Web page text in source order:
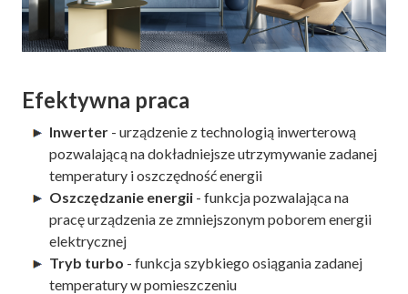
Efektywna praca
Inwerter - urządzenie z technologią inwerterową
pozwalającą na dokładniejsze utrzymywanie zadanej
temperatury i oszczędność energii
Oszczędzanie energii - funkcja pozwalająca na
pracę urządzenia ze zmniejszonym poborem energii
elektrycznej
Tryb turbo - funkcja szybkiego osiągania zadanej
temperatury w pomieszczeniu